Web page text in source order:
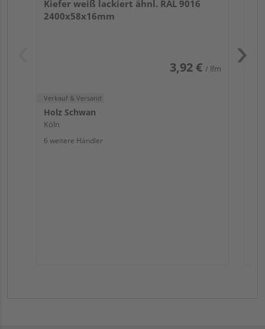
Kiefer weiß lackiert ähnl. RAL 9016
2400x58x16mm
3,92 € / lfm
Verkauf & Versand
Holz Schwan
Köln
6 weitere Händler